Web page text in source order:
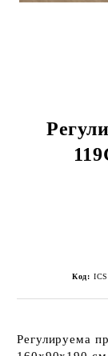
Код:
Регулируема